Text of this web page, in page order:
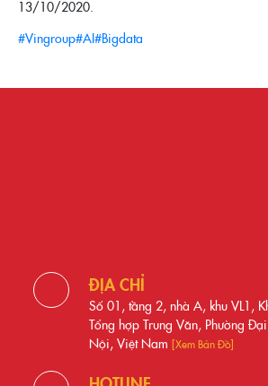
13/10/2020.
#Vingroup#AI#Bigdata
ĐỊA CHỈ
Số 01, tầng 2, nhà A, khu VL1,
Tổng hợp Trung Văn, Phường
Nội, Việt Nam [Xem Bản Đồ]